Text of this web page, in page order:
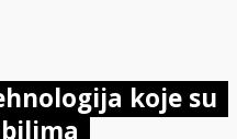
koje su